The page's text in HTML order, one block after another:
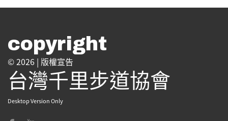
copyright
© 2026 | 版權宣告
台灣千里步道協會
Desktop Version Only